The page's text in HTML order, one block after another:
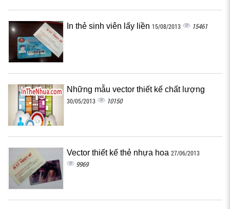
In thẻ sinh viên lấy liền 15/08/2013 15461
Những mẫu vector thiết kế chất lượng
30/05/2013 10150
Vector thiết kế thẻ nhựa hoa 27/06/2013
9969